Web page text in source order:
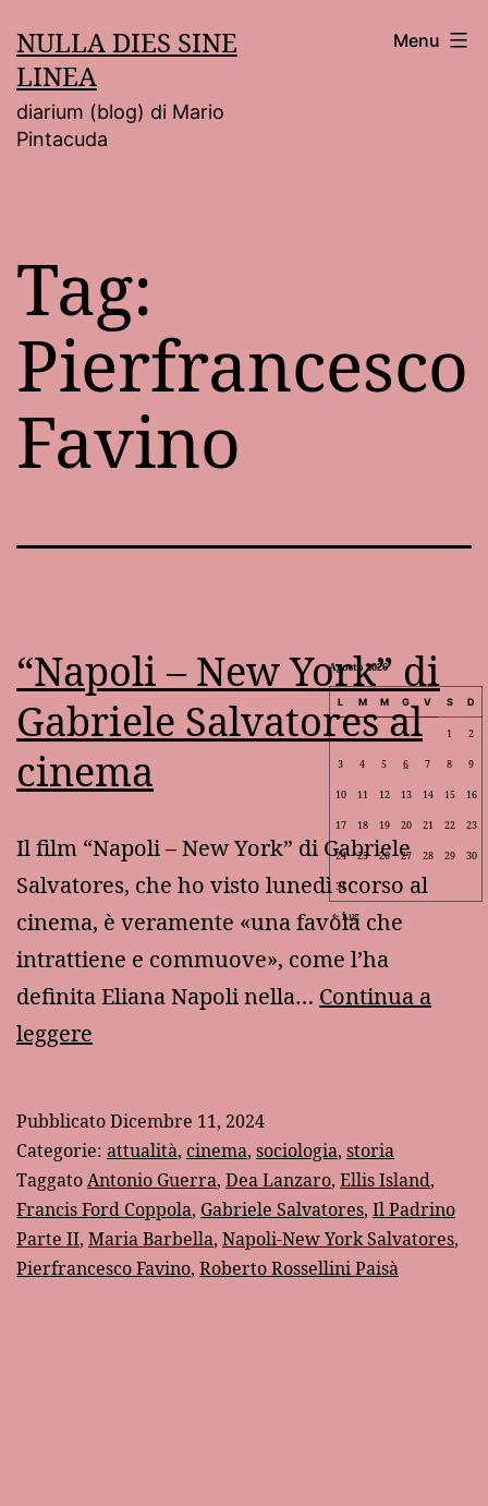
al
contenuto
NULLA DIES SINE
LINEA
diarium (blog) di Mario
Pintacuda
Menu
Tag:
Pierfrancesco
Favino
“Napoli – New York” di
Gabriele Salvatores al
cinema
Il film “Napoli – New York” di Gabriele
Salvatores, che ho visto lunedì scorso al
cinema, è veramente «una favola che
intrattiene e commuove», come l’ha
definita Eliana Napoli nella… Continua a
leggere
New
York”
di
Gabriele
Salvatores
PubblicatoDicembre 11, 2024
Categorie: attualità, cinema, sociologia, storia
TaggatoAntonio Guerra, Dea Lanzaro, Ellis Island,
Francis Ford Coppola, Gabriele Salvatores, Il Padrino
Parte II, Maria Barbella, Napoli-New York Salvatores,
Pierfrancesco Favino, Roberto Rossellini Paisà
Agosto 2026
L M M G V S D
1 2
3 4 5 6 7 8 9
10 11 12 13 14 15 16
17 18 19 20 21 22 23
24 25 26 27 28 29 30
31
Lug